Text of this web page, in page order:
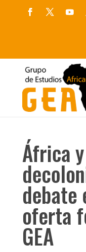
África
debate
oferta
GEA